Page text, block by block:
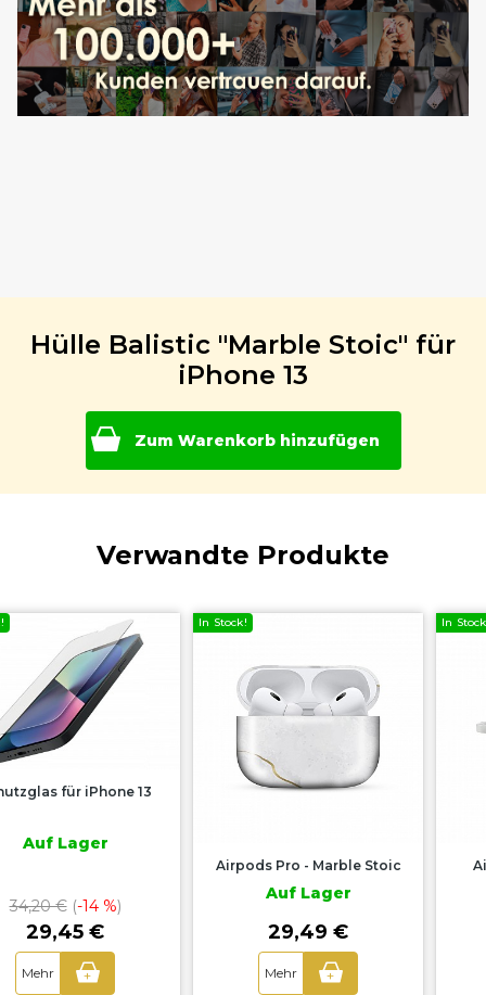
Hülle Balistic "Marble Stoic" für
iPhone 13
Zum Warenkorb hinzufügen
Verwandte Produkte
Auf Lager
29,49 €
Mehr
Airpods - Marble Stoic
Auf Lager
29,49 €
Mehr